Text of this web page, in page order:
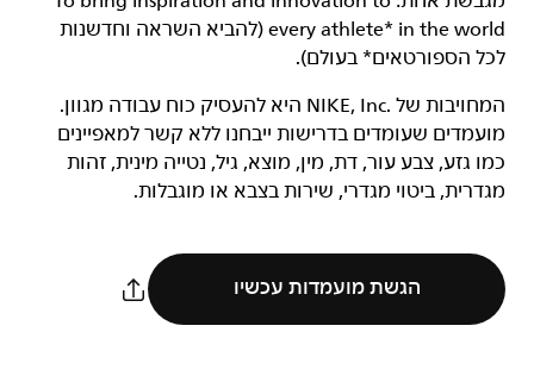
every athlete* in the world (להביא השראה וחדשנות
לכל הספורטאים* בעולם).
המחויבות של NIKE, Inc.‎ היא להעסיק כוח עבודה מגוון.
מועמדים שעומדים בדרישות ייבחנו ללא קשר למאפיינים
כמו גזע, צבע עור, דת, מין, מוצא, גיל, נטייה מינית, זהות
מגדרית, ביטוי מגדרי, שירות בצבא או מוגבלות.
הגשת מועמדות עכשיו